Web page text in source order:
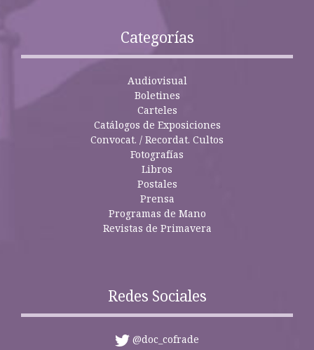
Categorías
Audiovisual
Boletines
Carteles
Catálogos de Exposiciones
Convocat. / Recordat. Cultos
Fotografías
Libros
Postales
Prensa
Programas de Mano
Revistas de Primavera
Redes Sociales
@doc_cofrade